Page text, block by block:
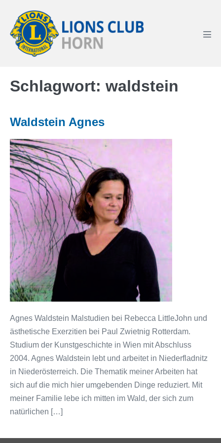
Inhalt
springen
Schlagwort: waldstein
Waldstein Agnes
Waldstein
Agnes
Agnes Waldstein Malstudien bei Rebecca LittleJohn und
ästhetische Exerzitien bei Paul Zwietnig Rotterdam.
Studium der Kunstgeschichte in Wien mit Abschluss
2004. Agnes Waldstein lebt und arbeitet in Niederfladnitz
in Niederösterreich. Die Thematik meiner Arbeiten hat
sich auf die mich hier umgebenden Dinge reduziert. Mit
meiner Familie lebe ich mitten im Wald, der sich zum
natürlichen […]